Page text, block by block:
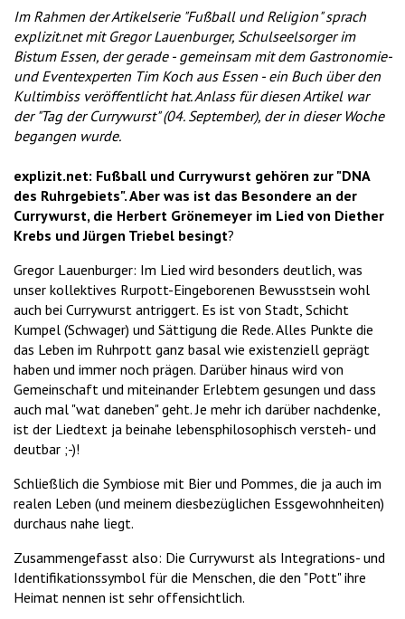
Im Rahmen der Artikelserie "Fußball und Religion" sprach
explizit.net mit Gregor Lauenburger, Schulseelsorger im
Bistum Essen, der gerade - gemeinsam mit dem Gastronomie-
und Eventexperten Tim Koch aus Essen - ein Buch über den
Kultimbiss veröffentlicht hat. Anlass für diesen Artikel war
der "Tag der Currywurst" (04. September), der in dieser Woche
begangen wurde.
explizit.net: Fußball und Currywurst gehören zur "DNA
des Ruhrgebiets". Aber was ist das Besondere an der
Currywurst, die Herbert Grönemeyer im Lied von Diether
Krebs und Jürgen Triebel besingt?
Gregor Lauenburger: Im Lied wird besonders deutlich, was
unser kollektives Rurpott-Eingeborenen Bewusstsein wohl
auch bei Currywurst antriggert. Es ist von Stadt, Schicht
Kumpel (Schwager) und Sättigung die Rede. Alles Punkte die
das Leben im Ruhrpott ganz basal wie existenziell geprägt
haben und immer noch prägen. Darüber hinaus wird von
Gemeinschaft und miteinander Erlebtem gesungen und dass
auch mal "wat daneben" geht. Je mehr ich darüber nachdenke,
ist der Liedtext ja beinahe lebensphilosophisch versteh- und
deutbar ;-)!
Schließlich die Symbiose mit Bier und Pommes, die ja auch im
realen Leben (und meinem diesbezüglichen Essgewohnheiten)
durchaus nahe liegt.
Zusammengefasst also: Die Currywurst als Integrations- und
Identifikationssymbol für die Menschen, die den "Pott" ihre
Heimat nennen ist sehr offensichtlich.